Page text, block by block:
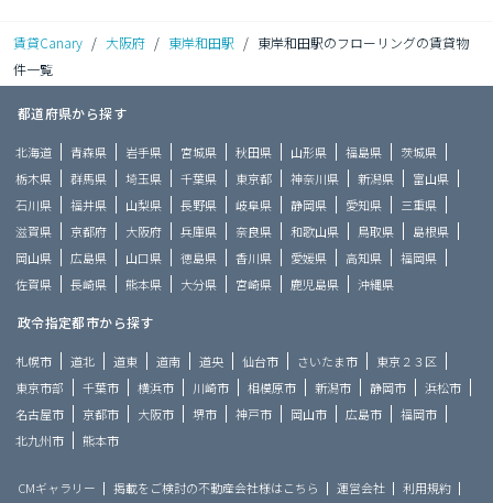
賃貸Canary / 大阪府 / 東岸和田駅 / 東岸和田駅のフローリングの賃貸物
件一覧
都道府県から探す
北海道 青森県 岩手県 宮城県 秋田県 山形県 福島県
茨城県
栃木県
群馬県 埼玉県 千葉県 東京都 神奈川県 新潟県
富山県
石川県
福井県 山梨県 長野県 岐阜県 静岡県 愛知県
三重県
滋賀県
京都府 大阪府 兵庫県 奈良県 和歌山県 鳥取県
島根県
岡山県
広島県 山口県 徳島県 香川県 愛媛県 高知県
福岡県
佐賀県
長崎県 熊本県 大分県 宮崎県 鹿児島県 沖縄県
政令指定都市から探す
札幌市 道北 道東 道南 道央 仙台市 さいたま市
東京２３区
東京市部
千葉市 横浜市 川崎市 相模原市 新潟市 静岡市
浜松市
名古屋市
京都市 大阪市 堺市 神戸市 岡山市 広島市
福岡市
北九州市
熊本市
CMギャラリー 掲載をご検討の不動産会社様はこちら 運営会社
利用規約